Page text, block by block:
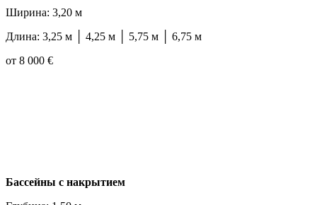
Ширина: 3,20 м
Длина: 3,25 м │ 4,25 м │ 5,75 м │ 6,75 м
от 8 000 €
Бассейны с накрытием